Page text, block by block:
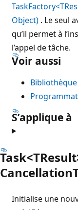
Object) . Le seul
qu’il permet à
l’appel de tâche.
Voir aussi
S’applique à
Initialise une